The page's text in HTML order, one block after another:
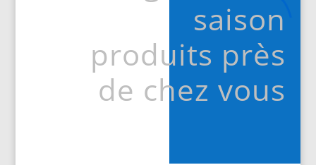
saison
produits près
de chez vous